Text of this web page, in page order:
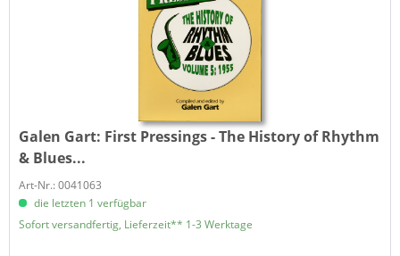
Galen Gart: First Pressings - The History of Rhythm
& Blues...
Art-Nr.: 0041063
die letzten 1 verfügbar
Sofort versandfertig, Lieferzeit** 1-3 Werktage